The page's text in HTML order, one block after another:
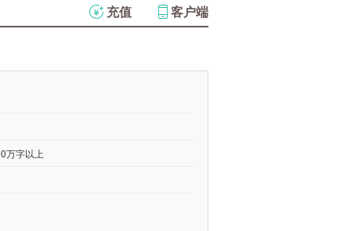
客户端
充值
万字以上